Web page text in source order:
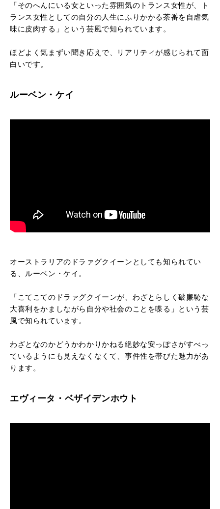
「そのへんにいる女といった雰囲気のトランス女性が、ト
ランス女性としての自分の人生にふりかかる茶番を自虐気
味に皮肉する」という芸風で知られています。
ほどよく気まずい聞き応えで、リアリティが感じられて面
白いです。
ルーベン・ケイ
オーストラリアのドラァグクイーンとしても知られてい
る、ルーベン・ケイ。
「こてこてのドラァグクイーンが、わざとらしく破廉恥な
大喜利をかましながら自分や社会のことを喋る」という芸
風で知られています。
わざとなのかどうかわかりかねる絶妙な安っぽさがすべっ
ているようにも見えなくなくて、事件性を帯びた魅力があ
ります。
エヴィータ・ベザイデンホウト